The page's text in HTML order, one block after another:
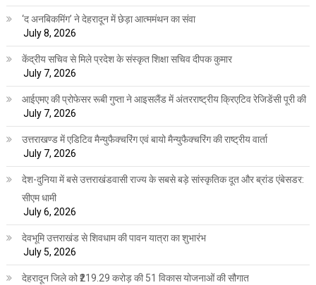
‘द अनबिकमिंग’ ने देहरादून में छेड़ा आत्ममंथन का संवा
July 8, 2026
केंद्रीय सचिव से मिले प्रदेश के संस्कृत शिक्षा सचिव दीपक कुमार
July 7, 2026
आईएमए की प्रोफेसर रूबी गुप्ता ने आइसलैंड में अंतरराष्ट्रीय क्रिएटिव रेजिडेंसी पूरी की
July 7, 2026
उत्तराखण्ड में एडिटिव मैन्युफैक्चरिंग एवं बायो मैन्युफैक्चरिंग की राष्ट्रीय वार्ता
July 7, 2026
देश-दुनिया में बसे उत्तराखंडवासी राज्य के सबसे बड़े सांस्कृतिक दूत और ब्रांड एंबेसडर:
सीएम धामी
July 6, 2026
देवभूमि उत्तराखंड से शिवधाम की पावन यात्रा का शुभारंभ
July 5, 2026
देहरादून जिले को ₹219.29 करोड़ की 51 विकास योजनाओं की सौगात